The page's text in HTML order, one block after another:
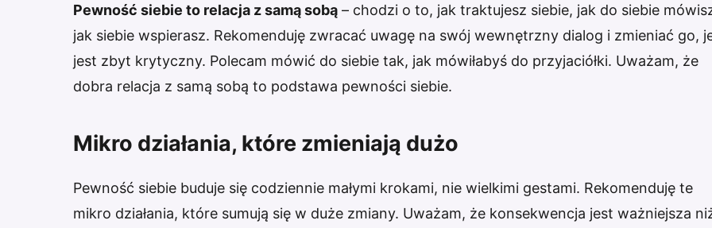
Pewność siebie to relacja z samą sobą – chodzi o to, jak traktujesz siebie, jak do siebie
jak siebie wspierasz. Rekomenduję zwracać uwagę na swój wewnętrzny dialog i zmieniać go,
jest zbyt krytyczny. Polecam mówić do siebie tak, jak mówiłabyś do przyjaciółki. Uważam, że
dobra relacja z samą sobą to podstawa pewności siebie.
Mikro działania, które zmieniają dużo
Pewność siebie buduje się codziennie małymi krokami, nie wielkimi gestami. Rekomenduję te
mikro działania, które sumują się w duże zmiany. Uważam, że konsekwencja jest ważniejsza